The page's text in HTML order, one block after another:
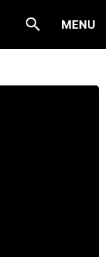
MENU